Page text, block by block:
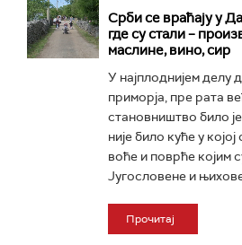
Срби се враћају у
где су стали –
маслине, вино, сир
У најплоднијем делу
приморја, пре рата
становништво било
није било куће у
воће и поврће којим
Југословене и
Прочитај